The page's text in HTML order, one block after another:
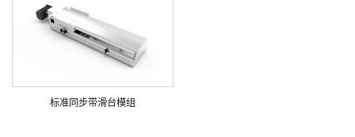
标准同步带滑台模组